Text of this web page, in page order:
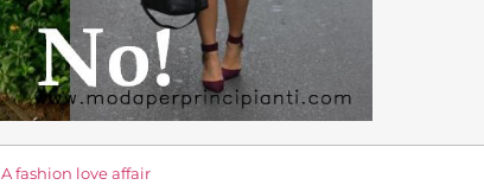
A fashion love affair